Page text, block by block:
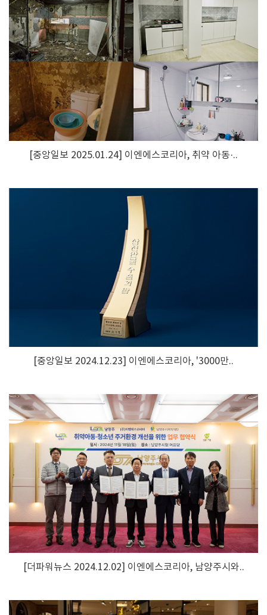
[중앙일보 2025.01.24] 이엔에스코리아, 취약 아동·..
[중앙일보 2024.12.23] 이엔에스코리아, '3000만..
[더파워뉴스 2024.12.02] 이엔에스코리아, 남양주시와..